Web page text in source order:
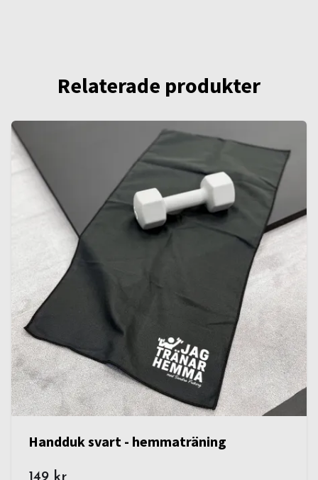
Relaterade produkter
Handduk svart - hemmaträning
149 kr